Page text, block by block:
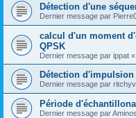
Détection d'une
Dernier message par
calcul d'un moment
QPSK
Dernier message par ippat «
Détection d'impulsion
Dernier message par ritchyv
Période
Dernier message par